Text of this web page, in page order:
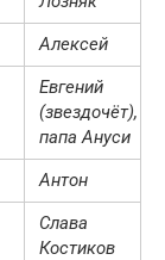
Алексей
Евгений
(звездочёт),
папа Ануси
Антон
Слава
Костиков